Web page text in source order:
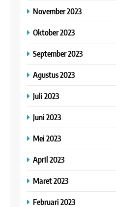
November 2023
Oktober 2023
September 2023
Agustus 2023
Juli 2023
Juni 2023
Mei 2023
April 2023
Maret 2023
Februari 2023